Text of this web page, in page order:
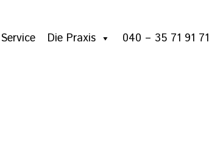
Service Die Praxis 040 – 35 71 91 71